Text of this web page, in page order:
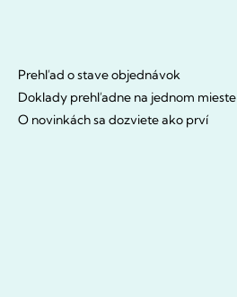
Prehľad o stave objednávok
Doklady prehľadne na jednom mieste
O novinkách sa dozviete ako prví